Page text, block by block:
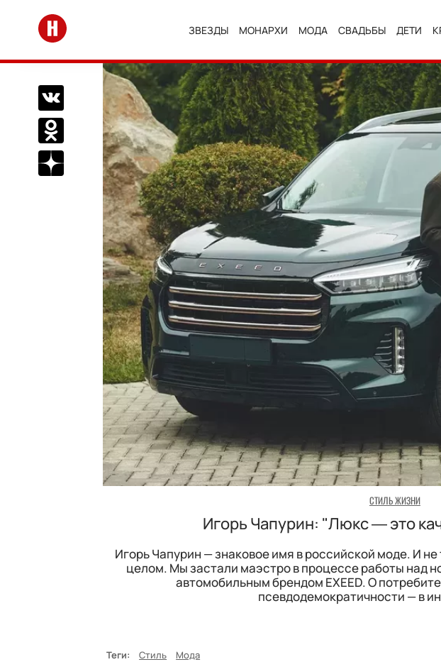
Перейти на главную
ЗВЕЗДЫ МОНАРХИ МОДА СВАДЬБЫ ДЕТИ
Поделиться Вконтакте
Поделиться в Одноклассниках
Подписаться на нас в Дзен
СТИЛЬ ЖИЗНИ
Игорь Чапурин: "Люкс ― это
Игорь Чапурин — знаковое имя в российской моде. И не
целом. Мы застали маэстро в процессе работы над
автомобильным брендом EXEED. О
псевдодемократичности — в
Теги:
Стиль Мода